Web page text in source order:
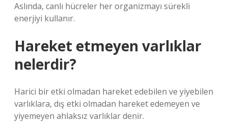
Aslında, canlı hücreler her organizmayı sürekli
enerjiyi kullanır.
Hareket etmeyen varlıklar
nelerdir?
Harici bir etki olmadan hareket edebilen ve yiyebilen
varlıklara, dış etki olmadan hareket edemeyen ve
yiyemeyen ahlaksız varlıklar denir.